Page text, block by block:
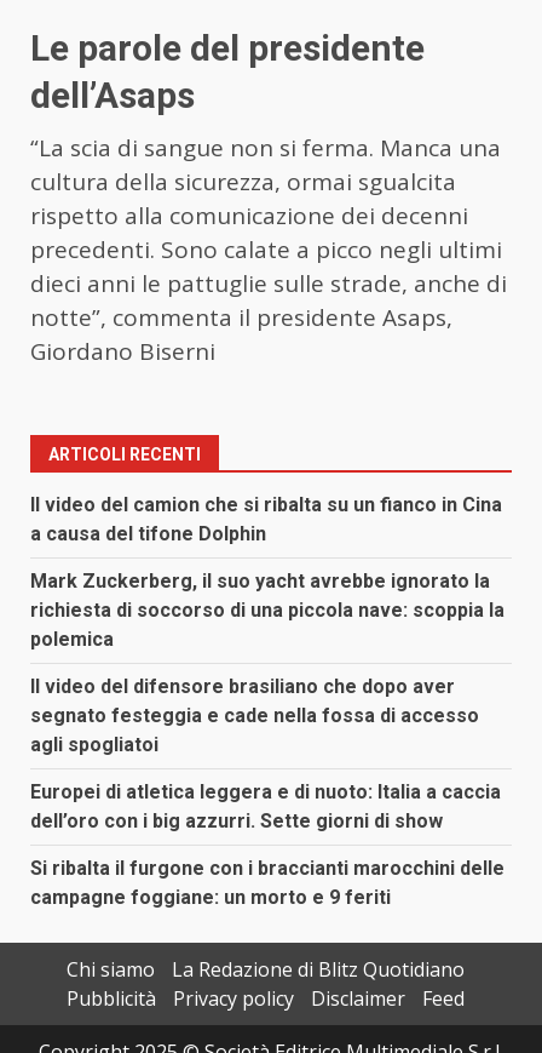
Le parole del presidente
dell’Asaps
“La scia di sangue non si ferma. Manca una
cultura della sicurezza, ormai sgualcita
rispetto alla comunicazione dei decenni
precedenti. Sono calate a picco negli ultimi
dieci anni le pattuglie sulle strade, anche di
notte”, commenta il presidente Asaps,
Giordano Biserni
ARTICOLI RECENTI
Il video del camion che si ribalta su un fianco in Cina
a causa del tifone Dolphin
Mark Zuckerberg, il suo yacht avrebbe ignorato la
richiesta di soccorso di una piccola nave: scoppia la
polemica
Il video del difensore brasiliano che dopo aver
segnato festeggia e cade nella fossa di accesso
agli spogliatoi
Europei di atletica leggera e di nuoto: Italia a caccia
dell’oro con i big azzurri. Sette giorni di show
Si ribalta il furgone con i braccianti marocchini delle
campagne foggiane: un morto e 9 feriti
Chi siamo
La Redazione di Blitz Quotidiano
Pubblicità
Privacy policy Disclaimer
Feed